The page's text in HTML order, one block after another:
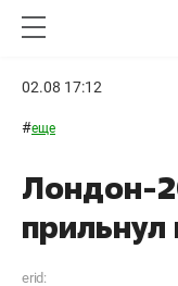
02.08 17:12
#еще
Лондон-
прильнул
erid: